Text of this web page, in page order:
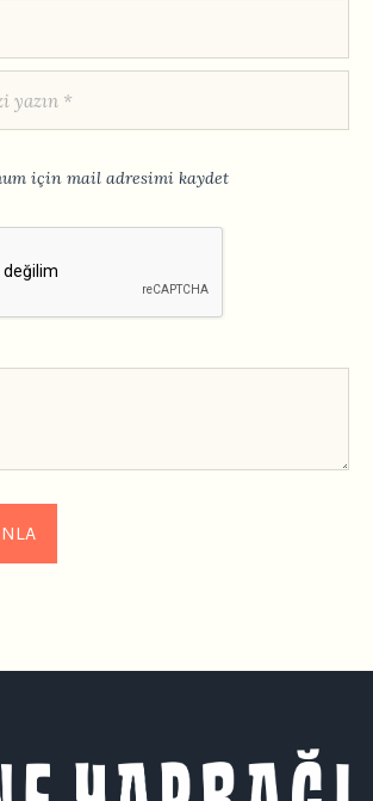
için mail adresimi kaydet